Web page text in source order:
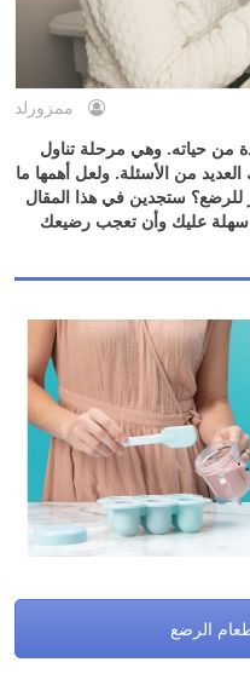
ممزورلد
من حياته. وهي مرحلة تناول
من الأسئلة. ولعل أهمها ما
ستجدين في هذا المقال
عليك وأن تعجب رضيعك
الرضع